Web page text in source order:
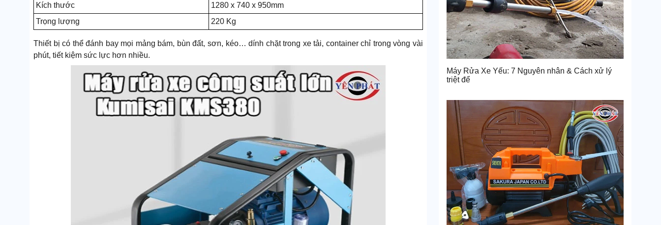
Kích thước
1280 x 740 x 950mm
Trọng lượng
220 Kg
Thiết bị có thể đánh bay mọi mảng bám, bùn đất, sơn, kéo… dính chặt trong xe tải, container chỉ trong vòng vài
phút, tiết kiệm sức lực hơn nhiều.
Máy Rửa Xe Yếu: 7 Nguyên nhân & Cách xử lý
triệt để